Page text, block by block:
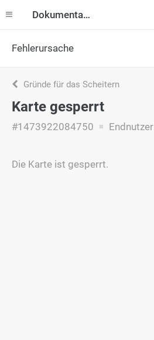
Dokumentation
Fehlerursache
Gründe für das Scheitern
Karte gesperrt
#1473922084750 Endnutzer
Die Karte ist gesperrt.